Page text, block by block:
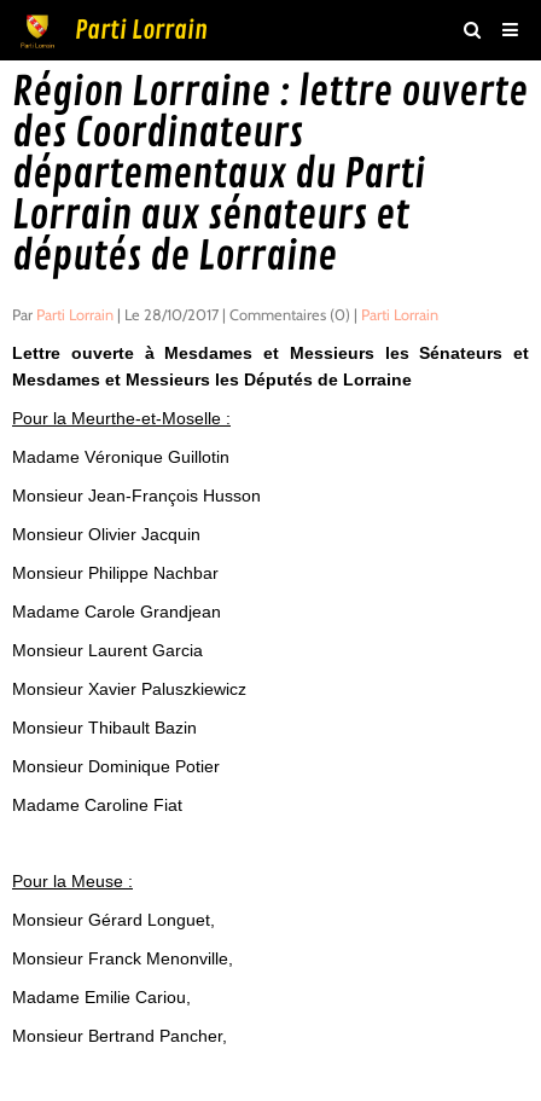
Parti Lorrain
Accueil
Actualités
Agenda
Boutique
Vidéos
Livre d'or
Adhésion
Contact
Région Lorraine : lettre ouverte
des Coordinateurs
départementaux du Parti
Lorrain aux sénateurs et
députés de Lorraine
Par Parti Lorrain | Le 28/10/2017 | Commentaires (0) | Parti Lorrain
Lettre ouverte à Mesdames et Messieurs les Sénateurs et
Mesdames et Messieurs les Députés de Lorraine
Pour la Meurthe-et-Moselle :
Madame Véronique Guillotin
Monsieur Jean-François Husson
Monsieur Olivier Jacquin
Monsieur Philippe Nachbar
Madame Carole Grandjean
Monsieur Laurent Garcia
Monsieur Xavier Paluszkiewicz
Monsieur Thibault Bazin
Monsieur Dominique Potier
Madame Caroline Fiat
Pour la Meuse :
Monsieur Gérard Longuet,
Monsieur Franck Menonville,
Madame Emilie Cariou,
Monsieur Bertrand Pancher,